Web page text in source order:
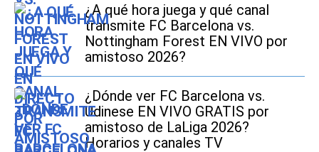
¿A qué hora juega y qué canal
transmite FC Barcelona vs.
Nottingham Forest EN VIVO por
amistoso 2026?
¿Dónde ver FC Barcelona vs.
Udinese EN VIVO GRATIS por
amistoso de LaLiga 2026?
Horarios y canales TV